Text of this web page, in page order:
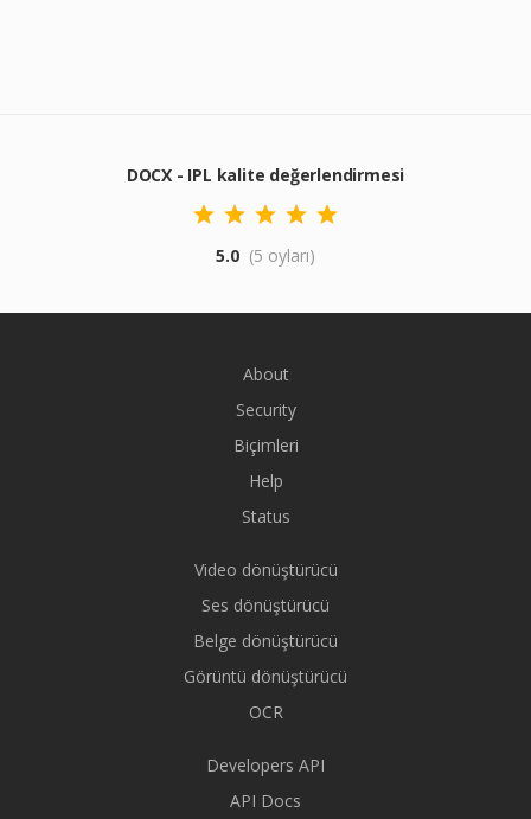
DOCX - IPL kalite değerlendirmesi
5.0 (5 oyları)
About
Security
Biçimleri
Help
Status
Video dönüştürücü
Ses dönüştürücü
Belge dönüştürücü
Görüntü dönüştürücü
OCR
Developers API
API Docs